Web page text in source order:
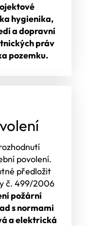
hygienika,
a dopravní
práv
pozemku.
povolení.
předložit
č. 499/2006
požární
s normami
a elektrická